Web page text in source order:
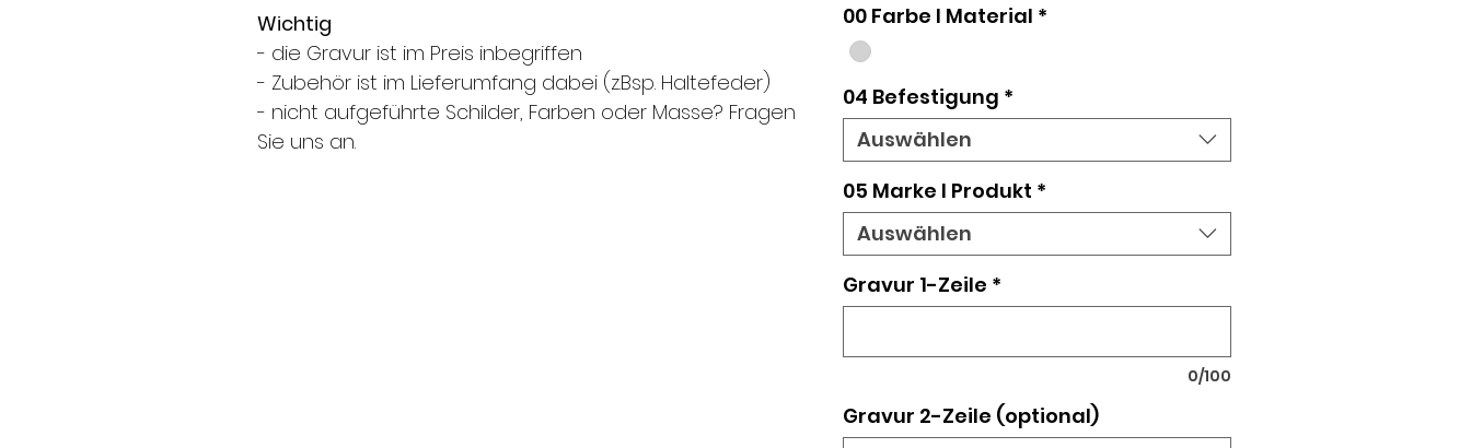
Wichtig
- die Gravur ist im Preis inbegriffen
- Zubehör ist im Lieferumfang dabei (z.Bsp. Haltefeder)
- nicht aufgeführte Schilder, Farben oder Masse? Fragen
Sie uns an.
00 Farbe I Material *
04 Befestigung *
Auswählen
05 Marke I Produkt *
Auswählen
Gravur 1-Zeile *
0/100
Gravur 2-Zeile (optional)